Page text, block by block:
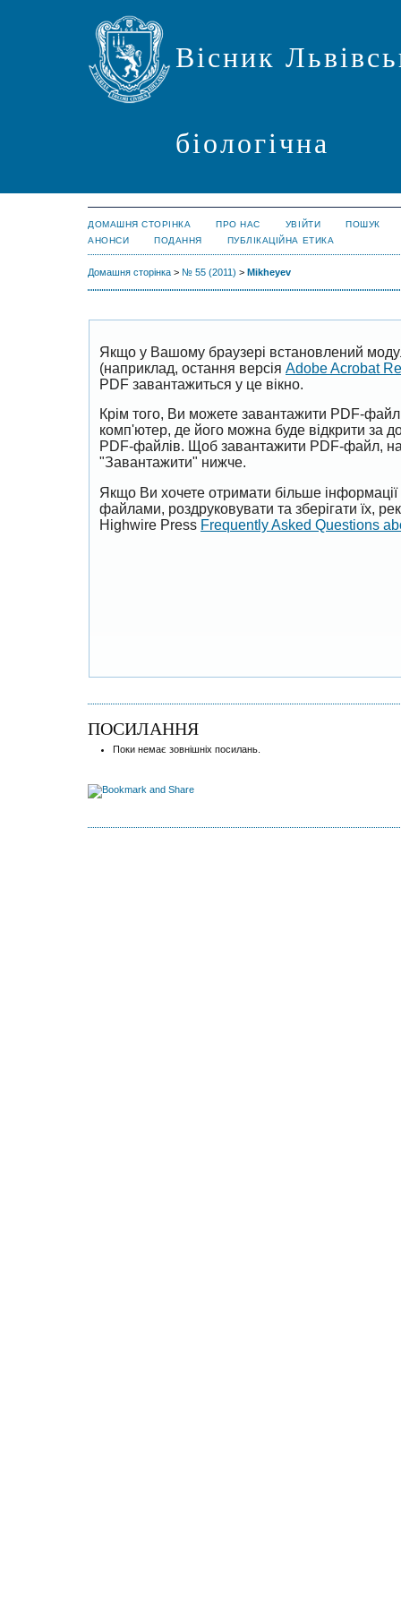
Вісник
біологічна
ДОМАШНЯ СТОРІНКА ПРО НАС УВІЙТИ
ПОШУК
АНОНСИ
ПОДАННЯ ПУБЛІКАЦІЙНА ЕТИКА
Домашня сторінка > № 55 (2011) > Mikheyev
Якщо у Вашому браузері встановлений
(наприклад, остання версія Adobe Acrobat
PDF завантажиться у це вікно.
Крім того, Ви можете завантажити PDF-
комп'ютер, де його можна буде відкрити за
PDF-файлів. Щоб завантажити PDF-файл,
"Завантажити" нижче.
Якщо Ви хочете отримати більше
файлами, роздруковувати та зберігати їх,
Highwire Press Frequently Asked Questions
ПОСИЛАННЯ
Поки немає зовнішніх посилань.